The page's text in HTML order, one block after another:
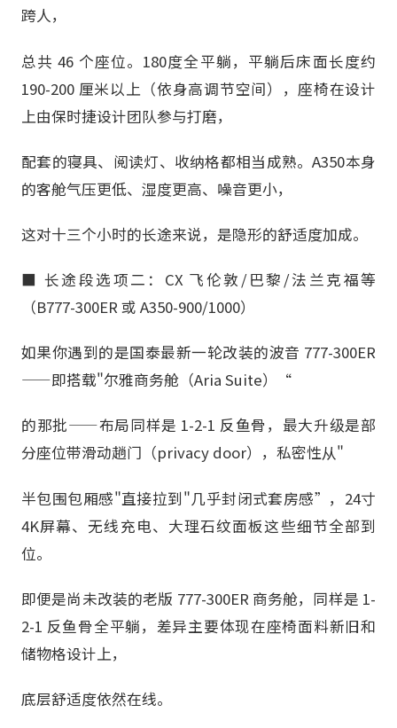
跨人，
总共 46 个座位。180度全平躺，平躺后床面长度约
190-200 厘米以上（依身高调节空间），座椅在设计
上由保时捷设计团队参与打磨，
配套的寝具、阅读灯、收纳格都相当成熟。A350本身
的客舱气压更低、湿度更高、噪音更小，
这对十三个小时的长途来说，是隐形的舒适度加成。
■ 长途段选项二：CX 飞伦敦/巴黎/法兰克福等
（B777-300ER 或 A350-900/1000）
如果你遇到的是国泰最新一轮改装的波音 777-300ER
——即搭载"尔雅商务舱（Aria Suite）“
的那批——布局同样是 1-2-1 反鱼骨，最大升级是部
分座位带滑动趟门（privacy door），私密性从"
半包围包厢感"直接拉到"几乎封闭式套房感”，24寸
4K屏幕、无线充电、大理石纹面板这些细节全部到
位。
即便是尚未改装的老版 777-300ER 商务舱，同样是 1-
2-1 反鱼骨全平躺，差异主要体现在座椅面料新旧和
储物格设计上，
底层舒适度依然在线。